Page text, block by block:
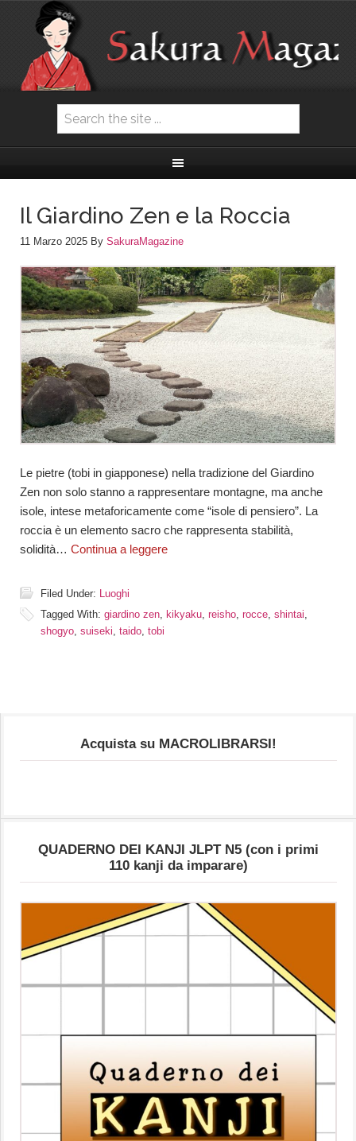
Il Giardino Zen e la Roccia
11 Marzo 2025 By SakuraMagazine
Le pietre (tobi in giapponese) nella tradizione del Giardino
Zen non solo stanno a rappresentare montagne, ma anche
isole, intese metaforicamente come “isole di pensiero”. La
roccia è un elemento sacro che rappresenta stabilità,
solidità… Continua a leggere
Filed Under: Luoghi
Tagged With: giardino zen kikyaku reisho rocce shintai
shogyo suiseki taido tobi
Acquista su MACROLIBRARSI!
QUADERNO DEI KANJI JLPT N5 (con i primi
110 kanji da imparare)